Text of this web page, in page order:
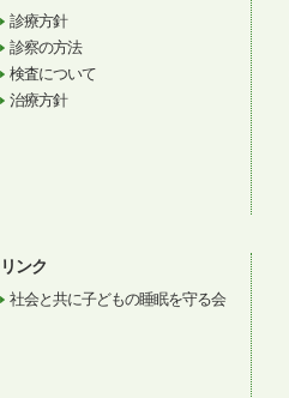
診療方針
診察の方法
検査について
治療方針
リンク
社会と共に子どもの睡眠を守る会